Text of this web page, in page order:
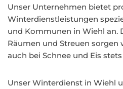
Unser Unternehmen bietet
Winterdienstleistungen
und Kommunen in Wiehl an.
Räumen und Streuen sorgen
auch bei Schnee und Eis
Unser Winterdienst in Wiehl